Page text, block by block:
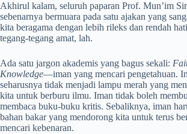
Akhirul kalam, seluruh paparan Prof. Mun’im
sebenarnya bermuara pada satu ajakan yang
kita beragama dengan lebih rileks dan rendah
tegang-tegang amat, lah.
Ada satu jargon akademis yang bagus sekali:
Knowledge—iman yang mencari pengetahuan.
seharusnya tidak menjadi lampu merah yang
kita untuk berburu ilmu. Iman tidak boleh
membaca buku-buku kritis. Sebaliknya, iman
bahan bakar yang mendorong kita untuk terus
mencari kebenaran.